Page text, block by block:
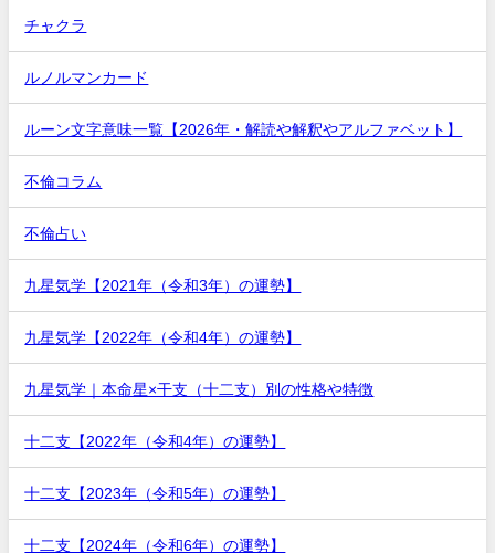
チャクラ
ルノルマンカード
ルーン文字意味一覧【2026年・解読や解釈やアルファベット】
不倫コラム
不倫占い
九星気学【2021年（令和3年）の運勢】
九星気学【2022年（令和4年）の運勢】
九星気学｜本命星×干支（十二支）別の性格や特徴
十二支【2022年（令和4年）の運勢】
十二支【2023年（令和5年）の運勢】
十二支【2024年（令和6年）の運勢】